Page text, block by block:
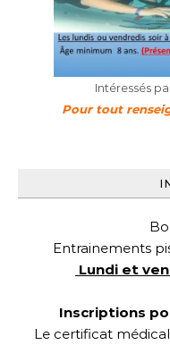
Intéressés
Pour tout
Entrainements
Lundi et
Inscriptions
Le certificat